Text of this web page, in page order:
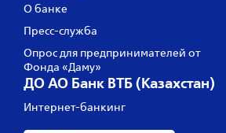
О банке
Пресс‑служба
Опрос для предпринимателей от
Фонда «Даму»
ДО АО Банк ВТБ (Казахстан)
Интернет-банкинг